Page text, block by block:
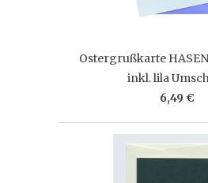
Ostergrußkarte
inkl. lila
6,49 €